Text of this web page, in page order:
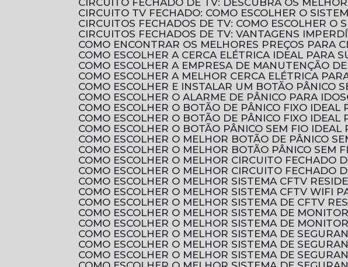
CIRCUITO FECHADO DE TV: DESCUBRA OS
CIRCUITO TV FECHADO: COMO ESCOLHER O
CIRCUITOS FECHADOS DE TV: COMO ESCOLHER
CIRCUITOS FECHADOS DE TV: VANTAGENS
COMO ENCONTRAR OS MELHORES PREÇOS PARA
COMO ESCOLHER A CERCA ELÉTRICA IDEAL PARA
COMO ESCOLHER A EMPRESA DE MANUTENÇÃO
COMO ESCOLHER A MELHOR CERCA ELÉTRICA
COMO ESCOLHER E INSTALAR UM BOTÃO PÂNICO
COMO ESCOLHER O ALARME DE PÂNICO PARA
COMO ESCOLHER O BOTÃO DE PÂNICO FIXO IDEAL
COMO ESCOLHER O BOTÃO DE PÂNICO FIXO
COMO ESCOLHER O BOTÃO PÂNICO SEM FIO
COMO ESCOLHER O MELHOR BOTÃO DE PÂNICO
COMO ESCOLHER O MELHOR BOTÃO PÂNICO SEM
COMO ESCOLHER O MELHOR CIRCUITO FECHADO
COMO ESCOLHER O MELHOR CIRCUITO FECHADO
COMO ESCOLHER O MELHOR SISTEMA CFTV
COMO ESCOLHER O MELHOR SISTEMA CFTV WIFI
COMO ESCOLHER O MELHOR SISTEMA DE CFTV
COMO ESCOLHER O MELHOR SISTEMA DE
COMO ESCOLHER O MELHOR SISTEMA DE
COMO ESCOLHER O MELHOR SISTEMA DE
COMO ESCOLHER O MELHOR SISTEMA DE
COMO ESCOLHER O MELHOR SISTEMA DE